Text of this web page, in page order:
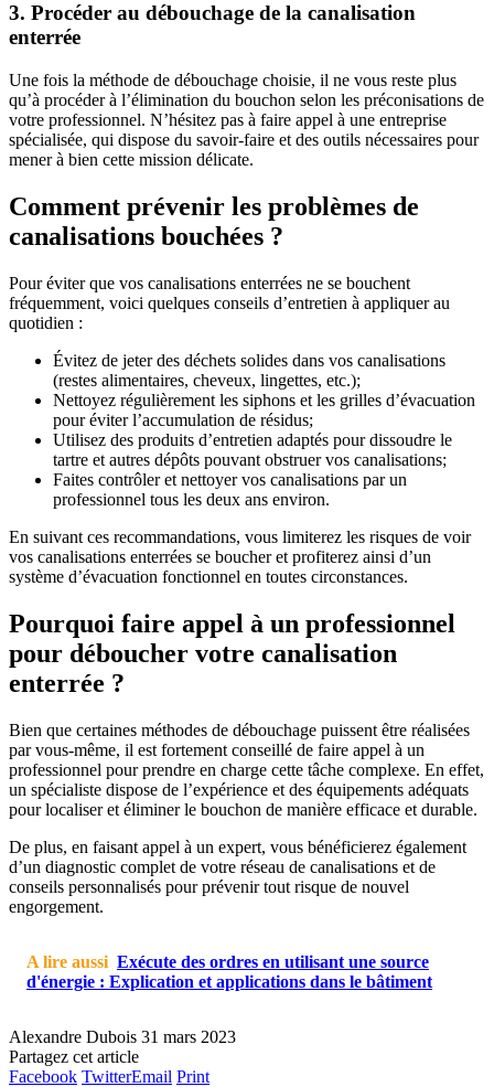
3. Procéder au débouchage de la canalisation
enterrée
Une fois la méthode de débouchage choisie, il ne vous reste plus
qu’à procéder à l’élimination du bouchon selon les préconisations de
votre professionnel. N’hésitez pas à faire appel à une entreprise
spécialisée, qui dispose du savoir-faire et des outils nécessaires pour
mener à bien cette mission délicate.
Comment prévenir les problèmes de
canalisations bouchées ?
Pour éviter que vos canalisations enterrées ne se bouchent
fréquemment, voici quelques conseils d’entretien à appliquer au
quotidien :
Évitez de jeter des déchets solides dans vos canalisations
(restes alimentaires, cheveux, lingettes, etc.);
Nettoyez régulièrement les siphons et les grilles d’évacuation
pour éviter l’accumulation de résidus;
Utilisez des produits d’entretien adaptés pour dissoudre le
tartre et autres dépôts pouvant obstruer vos canalisations;
Faites contrôler et nettoyer vos canalisations par un
professionnel tous les deux ans environ.
En suivant ces recommandations, vous limiterez les risques de voir
vos canalisations enterrées se boucher et profiterez ainsi d’un
système d’évacuation fonctionnel en toutes circonstances.
Pourquoi faire appel à un professionnel
pour déboucher votre canalisation
enterrée ?
Bien que certaines méthodes de débouchage puissent être réalisées
par vous-même, il est fortement conseillé de faire appel à un
professionnel pour prendre en charge cette tâche complexe. En effet,
un spécialiste dispose de l’expérience et des équipements adéquats
pour localiser et éliminer le bouchon de manière efficace et durable.
De plus, en faisant appel à un expert, vous bénéficierez également
d’un diagnostic complet de votre réseau de canalisations et de
conseils personnalisés pour prévenir tout risque de nouvel
engorgement.
A lire aussi Exécute des ordres en utilisant une source
d'énergie : Explication et applications dans le bâtiment
Alexandre Dubois 31 mars 2023
Partagez cet article
Facebook TwitterEmail Print